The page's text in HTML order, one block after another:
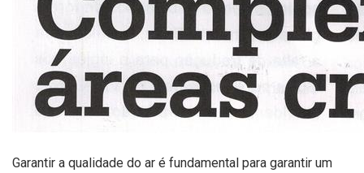
Garantir a qualidade do ar é fundamental para garantir um